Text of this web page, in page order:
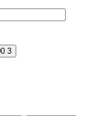
3